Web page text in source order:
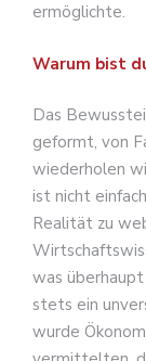
ermöglichte.
Warum bist
Das
geformt, von
wiederholen
ist nicht
Realität zu
was überhaupt
stets ein
wurde